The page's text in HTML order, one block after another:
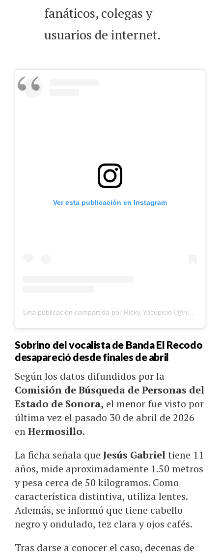
fanáticos, colegas y
usuarios de internet.
Ver esta publicación en Instagram
Una publicación compartida por Ricky Yocupicio (@rickyrecodo)
Sobrino del vocalista de Banda El Recodo
desapareció desde finales de abril
Según los datos difundidos por la
Comisión de Búsqueda de Personas del
Estado de Sonora, el menor fue visto por
última vez el pasado 30 de abril de 2026
enHermosillo.
La ficha señala que Jesús Gabrieltiene 11
años, mide aproximadamente 1.50 metros
y pesa cerca de 50 kilogramos. Como
característica distintiva, utiliza lentes.
Además, se informó que tiene cabello
negro y ondulado, tez clara y ojos cafés.
Tras darse a conocer el caso, decenas de